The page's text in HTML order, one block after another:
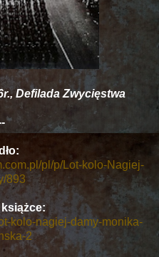
Defilada Zwycięstwa
pl/p/Lot-kolo-Nagiej-
893
kolo-nagiej-damy-monika-
2